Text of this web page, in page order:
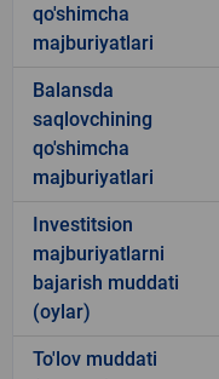
qo'shimcha
majburiyatlari
Balansda
saqlovchining
qo'shimcha
majburiyatlari
Investitsion
majburiyatlarni
bajarish muddati
(oylar)
To'lov muddati